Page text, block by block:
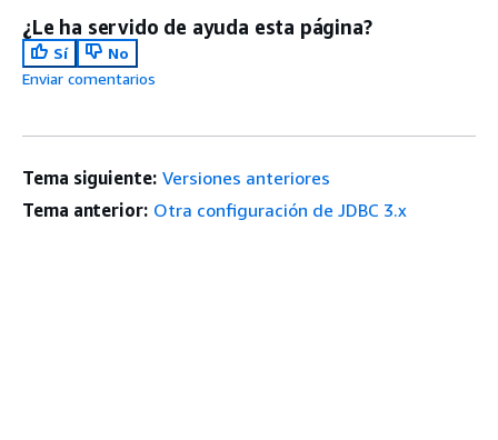
¿Le ha servido de ayuda esta página?
Sí
No
Enviar comentarios
Tema siguiente: Versiones anteriores
Tema anterior: Otra configuración de JDBC 3.x